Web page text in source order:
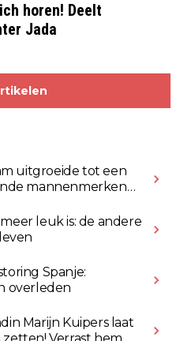
horen! Deelt
Jada
uitgroeide tot een
mannenmerken
leuk is: de andere
Spanje:
overleden
Marijn Kuipers laat